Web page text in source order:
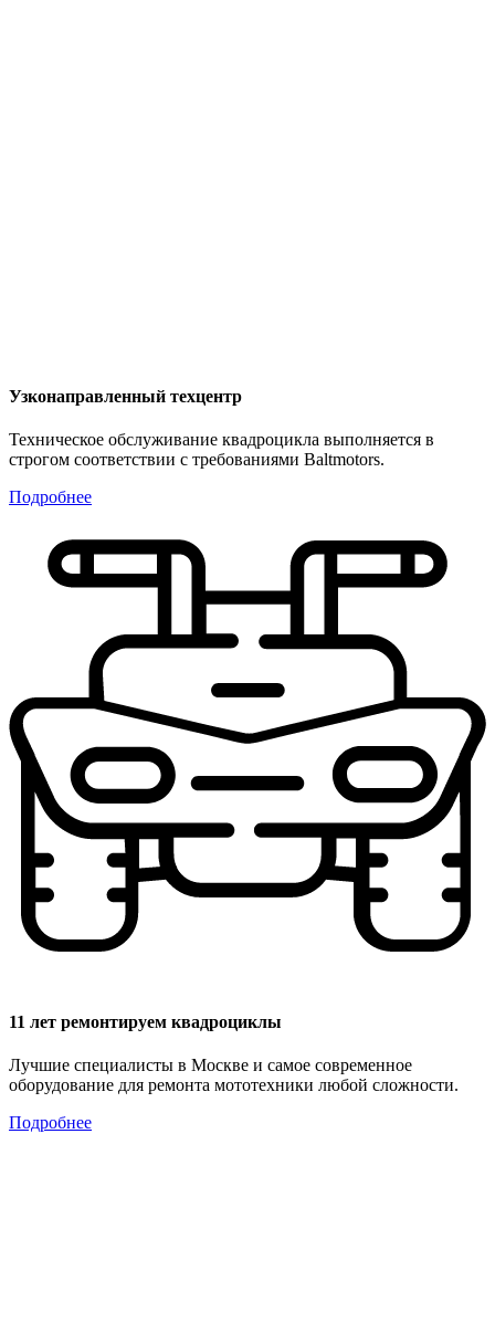
Узконаправленный техцентр
Техническое обслуживание квадроцикла выполняется в
строгом соответствии с требованиями Baltmotors.
Подробнее
11 лет ремонтируем квадроциклы
Лучшие специалисты в Москве и самое современное
оборудование для ремонта мототехники любой сложности.
Подробнее